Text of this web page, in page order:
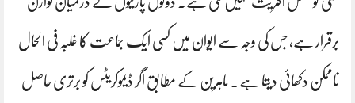
برقرار ہے، جس کی وجہ سے ایوان میں کسی ایک جماعت کا غلبہ فی الحال
ناممکن دکھائی دیتا ہے۔ ماہرین کے مطابق اگر ڈیموکریٹس کو برتری حاصل